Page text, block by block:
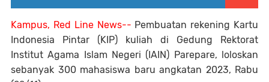
Kampus, Red Line News-- Pembuatan rekening Kartu
Indonesia Pintar (KIP) kuliah di Gedung Rektorat
Institut Agama Islam Negeri (IAIN) Parepare, loloskan
sebanyak 300 mahasiswa baru angkatan 2023, Rabu